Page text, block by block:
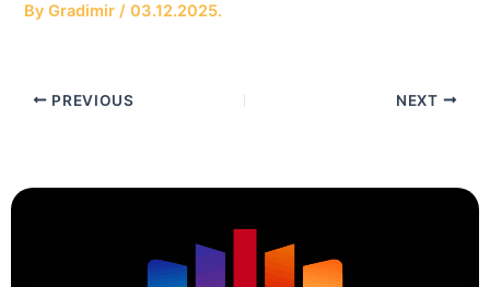
ByGradimir/03.12.2025.
PREVIOUS NEXT